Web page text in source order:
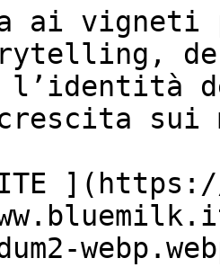
ai vigneti
sui